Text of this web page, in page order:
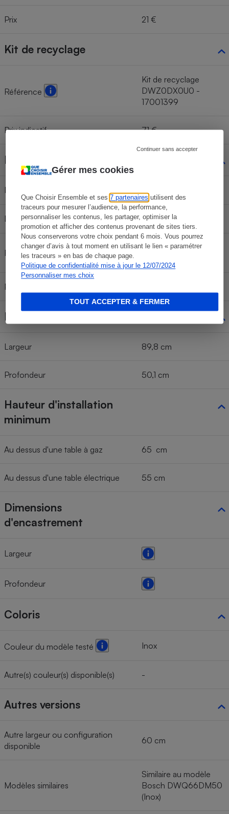
Gérer mes cookies
Que Choisir Ensemble et ses7 partenaires utilisent des
traceurs pour mesurer l’audience, la performance,
personnaliser les contenus, les partager, optimiser la
promotion et afficher des contenus provenant de sites tiers.
Nous conserverons votre choix pendant 6 mois. Vous pourrez
changer d’avis à tout moment en utilisant le lien « paramétrer
les traceurs » en bas de chaque page.
Politique de confidentialité mise à jour le 12/07/2024
Personnaliser mes choix
Continuer sans accepter
TOUT ACCEPTER & FERMER
Prix 21 €
Kit de recyclage
Référence
Kit de recyclage
DWZ0DX0U0 -
17001399
Prix indicatif 71 €
Filtres à charbon
Indicateur de saturation
Livrés de série Non
Référence
DWZ0DX0A0 -
Prix filtre seul
Dimensions
Largeur 89,8 cm
Profondeur 50,1 cm
Hauteur d'installation
minimum
Au dessus d'une table à gaz 65 cm
Au dessus d'une table électrique 55 cm
Dimensions
d'encastrement
Largeur
Profondeur
Coloris
Couleur du modèle testé Inox
Autre(s) couleur(s) disponible(s) -
Autres versions
Autre largeur ou configuration
disponible
60 cm
Modèles similaires
Similaire au modèle
Bosch DWQ66DM50
(Inox)